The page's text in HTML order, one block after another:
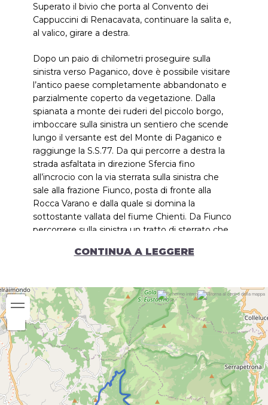
Superato il bivio che porta al Convento dei
Cappuccini di Renacavata, continuare la salita e,
al valico, girare a destra.
Dopo un paio di chilometri proseguire sulla
sinistra verso Paganico, dove è possibile visitare
l’antico paese completamente abbandonato e
parzialmente coperto da vegetazione. Dalla
spianata a monte dei ruderi del piccolo borgo,
imboccare sulla sinistra un sentiero che scende
lungo il versante est del Monte di Paganico e
raggiunge la S.S.77. Da qui percorre a destra la
strada asfaltata in direzione Sfercia fino
all’incrocio con la via sterrata sulla sinistra che
sale alla frazione Fiunco, posta di fronte alla
Rocca Varano e dalla quale si domina la
sottostante vallata del fiume Chienti. Da Fiunco
percorrere sulla sinistra un tratto di sterrato che
bosco fino a giungere alla chiesetta bianca della
fino alla frazione di Valcimarra, dove, svoltando a
sinistra, si continua a scendere fino al tracciato
della vecchia S.S.77.
Imboccata verso sinistra in direzione Camerino,
alla frazione Campolarzo, in prossimità di una
cava di pietra, prendere sulla destra la strada in
salita che porta alle Cascatelle di Statte ed ai
suoi suggestivi giochi d’acqua (che si trova in
CONTINUA A LEGGERE